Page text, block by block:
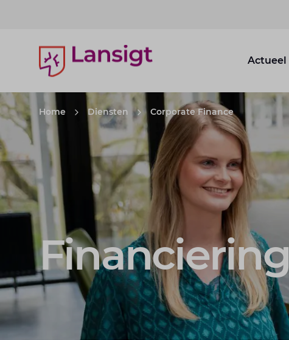
Lansigt Accountants logo
Actueel
Home Diensten Corporate Finance
Financiering